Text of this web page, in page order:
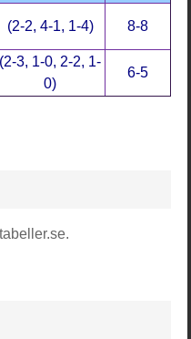
(2-2, 4-1, 1-4) 8-8
(2-3, 1-0, 2-2, 1-
0)
6-5